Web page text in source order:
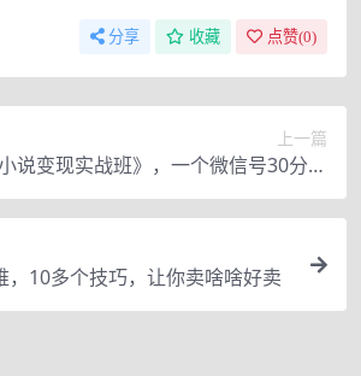
分享 收藏 点赞(0)
上一篇
说变现实战班》，一个微信号30分钟
收入50元
，10多个技巧，让你卖啥啥好卖